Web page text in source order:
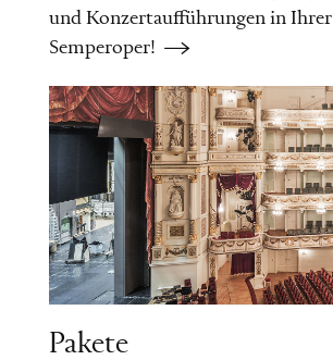
und Konzertaufführungen in Ihrer
Semperoper!
Pakete